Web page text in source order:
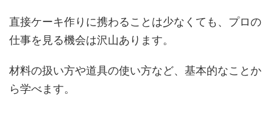
直接ケーキ作りに携わることは少なくても、プロの
仕事を見る機会は沢山あります。
材料の扱い方や道具の使い方など、基本的なことか
ら学べます。